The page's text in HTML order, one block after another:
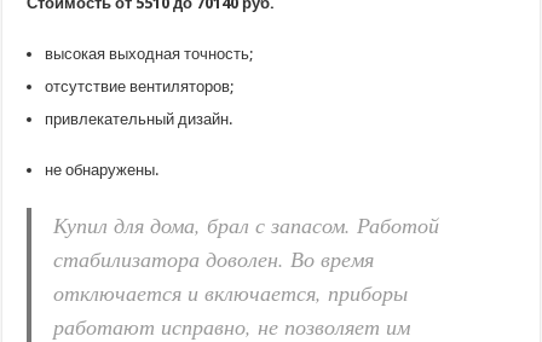
высокая выходная точность;
отсутствие вентиляторов;
привлекательный дизайн.
не обнаружены.
Купил для дома, брал с запасом. Работой
стабилизатора доволен. Во время
отключается и включается, приборы
работают исправно, не позволяет им